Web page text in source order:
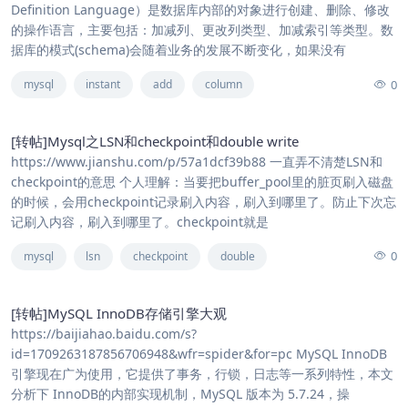
Definition Language）是数据库内部的对象进行创建、删除、修改
的操作语言，主要包括：加减列、更改列类型、加减索引等类型。数
据库的模式(schema)会随着业务的发展不断变化，如果没有
mysql instant add column 0
[转帖]Mysql之LSN和checkpoint和double write
https://www.jianshu.com/p/57a1dcf39b88 一直弄不清楚LSN和
checkpoint的意思 个人理解：当要把buffer_pool里的脏页刷入磁盘
的时候，会用checkpoint记录刷入内容，刷入到哪里了。防止下次忘
记刷入内容，刷入到哪里了。checkpoint就是
mysql lsn checkpoint double 0
[转帖]MySQL InnoDB存储引擎大观
https://baijiahao.baidu.com/s?
id=1709263187856706948&wfr=spider&for=pc MySQL InnoDB
引擎现在广为使用，它提供了事务，行锁，日志等一系列特性，本文
分析下 InnoDB的内部实现机制，MySQL 版本为 5.7.24，操